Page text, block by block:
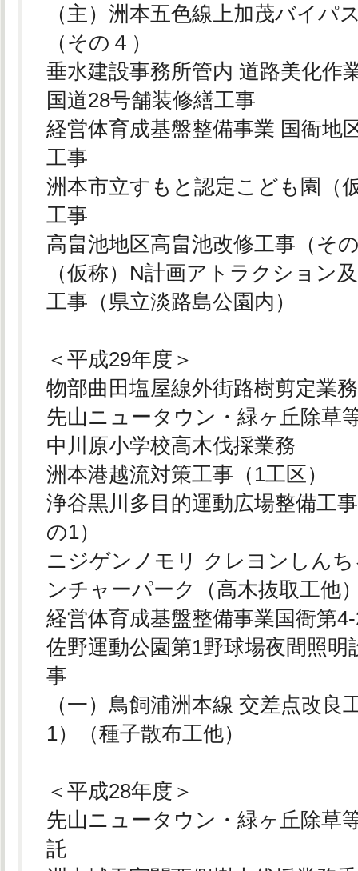
（主）洲本五色線上加茂バイパ
（その４）
垂水建設事務所管内 道路美化作
国道28号舗装修繕工事
経営体育成基盤整備事業 国衙地
工事
洲本市立すもと認定こども園（
工事
高畠池地区高畠池改修工事（そ
（仮称）N計画アトラクション
工事（県立淡路島公園内）
＜平成29年度＞
物部曲田塩屋線外街路樹剪定業
先山ニュータウン・緑ヶ丘除草
中川原小学校高木伐採業務
洲本港越流対策工事（1工区）
浄谷黒川多目的運動広場整備工
の1）
ニジゲンノモリ クレヨンしん
ンチャーパーク（高木抜取工他
経営体育成基盤整備事業国衙第
佐野運動公園第1野球場夜間照明
事
（一）鳥飼浦洲本線 交差点改良
1）（種子散布工他）
＜平成28年度＞
先山ニュータウン・緑ヶ丘除草
託